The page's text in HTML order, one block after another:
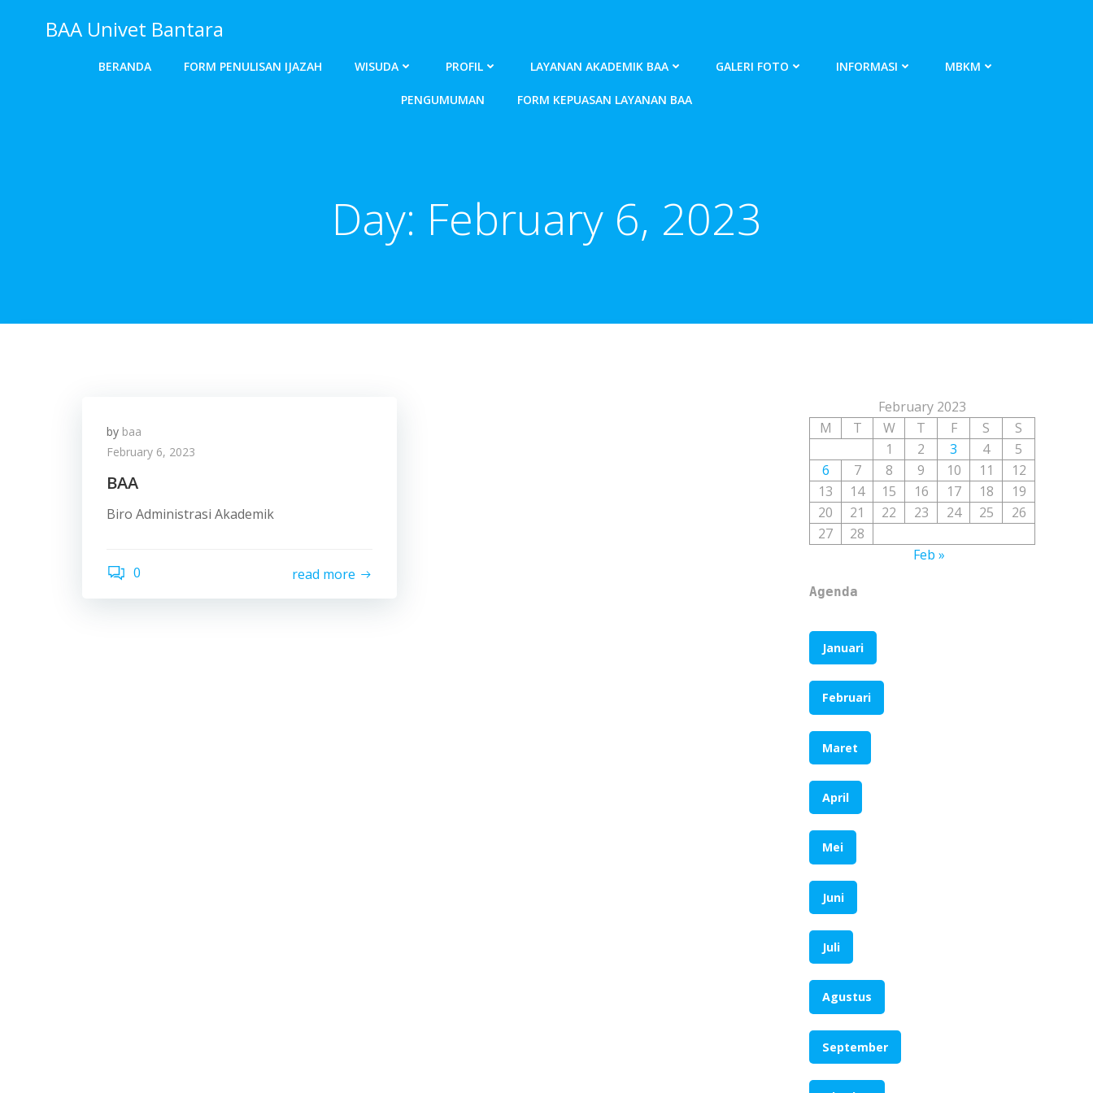
BAA Univet Bantara
BERANDA FORM PENULISAN IJAZAH WISUDA PROFIL LAYANAN AKADEMIK BAA GALERI FOTO INFORMASI MBKM
PENGUMUMAN FORM KEPUASAN LAYANAN BAA
Day: February 6, 2023
by baa
February 6, 2023
BAA
Biro Administrasi Akademik
0 read more
February 2023
M
T W T F S
S
1
2 3 4
5
6
7 8 9 10 11
12
13
14 15 16 17 18
19
20
21 22 23 24 25
26
27
28
Feb »
Agenda
Januari
Februari
Maret
April
Mei
Juni
Juli
Agustus
September